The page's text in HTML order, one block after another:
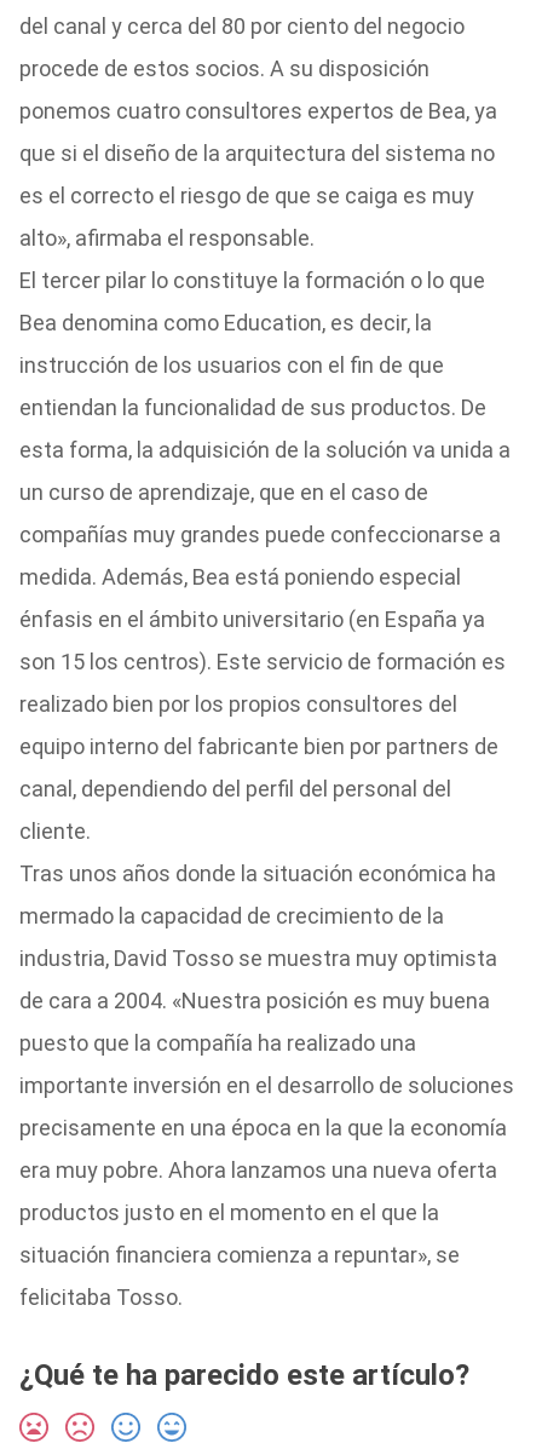
del canal y cerca del 80 por ciento del negocio
procede de estos socios. A su disposición
ponemos cuatro consultores expertos de Bea, ya
que si el diseño de la arquitectura del sistema no
es el correcto el riesgo de que se caiga es muy
alto», afirmaba el responsable.
El tercer pilar lo constituye la formación o lo que
Bea denomina como Education, es decir, la
instrucción de los usuarios con el fin de que
entiendan la funcionalidad de sus productos. De
esta forma, la adquisición de la solución va unida a
un curso de aprendizaje, que en el caso de
compañías muy grandes puede confeccionarse a
medida. Además, Bea está poniendo especial
énfasis en el ámbito universitario (en España ya
son 15 los centros). Este servicio de formación es
realizado bien por los propios consultores del
equipo interno del fabricante bien por partners de
canal, dependiendo del perfil del personal del
cliente.
Tras unos años donde la situación económica ha
mermado la capacidad de crecimiento de la
industria, David Tosso se muestra muy optimista
de cara a 2004. «Nuestra posición es muy buena
puesto que la compañía ha realizado una
importante inversión en el desarrollo de soluciones
precisamente en una época en la que la economía
era muy pobre. Ahora lanzamos una nueva oferta
productos justo en el momento en el que la
situación financiera comienza a repuntar», se
felicitaba Tosso.
¿Qué te ha parecido este artículo?